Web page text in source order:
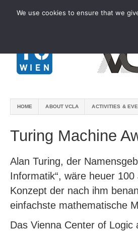
HOME ABOUT VCLA ACTIVITIES &
Turing Machine
Alan Turing, der
Informatik“, wäre heuer
Konzept der nach ihm
einfachste mathematische
Das Vienna Center of
We use cookies to ensure that we